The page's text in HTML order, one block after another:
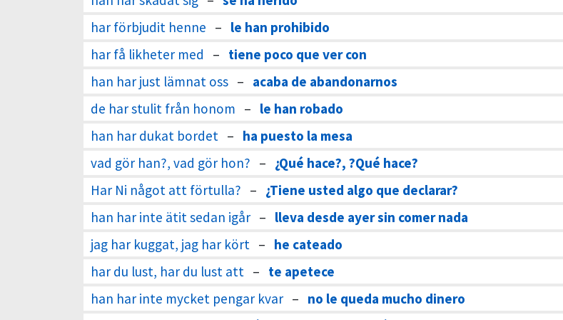
har förbjudit henne – le han prohibido
har få likheter med
– tiene poco que ver con
han har just lämnat oss – acaba de abandonarnos
de har stulit från honom – le han robado
han har dukat bordet – ha puesto la mesa
vad gör han?, vad gör hon? – ¿Qué hace?, ?Qué hace?
Har Ni något att förtulla? – ¿Tiene usted algo que declarar?
han har inte ätit sedan igår – lleva desde ayer sin comer nada
jag har kuggat, jag har kört – he cateado
har du lust, har du lust att – te apetece
han har inte mycket pengar kvar – no le queda mucho dinero